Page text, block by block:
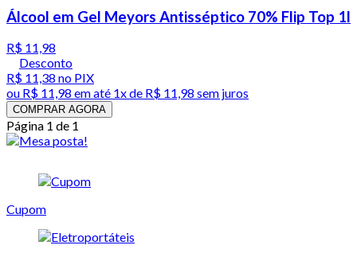
Álcool em Gel Meyors Antisséptico 70% Flip Top 1l
R$ 11,98
Desconto
R$ 11,38 no PIX
ou R$ 11,98 em até 1x de R$ 11,98 sem juros
COMPRAR AGORA
Página 1 de 1
Cupom